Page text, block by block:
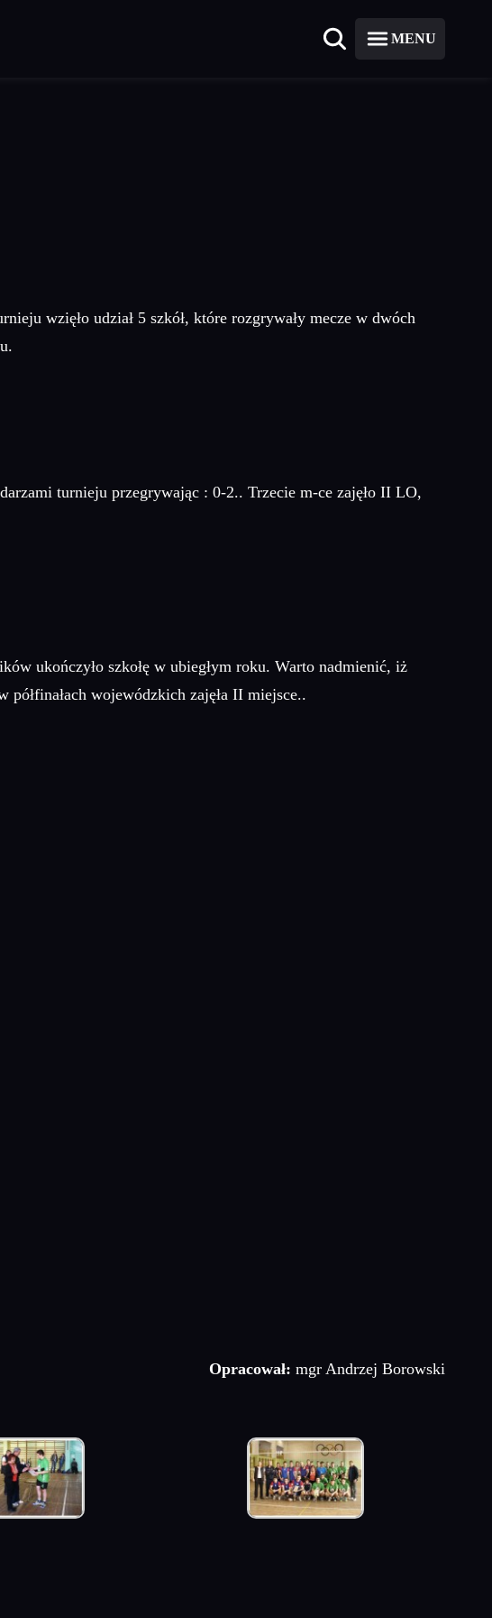
MENU
wzięło udział 5 szkół, które rozgrywały mecze w dwóch
turnieju przegrywając : 0-2.. Trzecie m-ce zajęło II LO,
ukończyło szkołę w ubiegłym roku. Warto nadmienić, iż
wojewódzkich zajęła II miejsce..
Opracował: mgr Andrzej Borowski